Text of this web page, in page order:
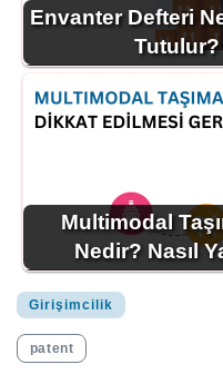
Envanter Defteri
Tutulur?
Multimodal
Nedir? Nasıl
Girişimcilik
patent